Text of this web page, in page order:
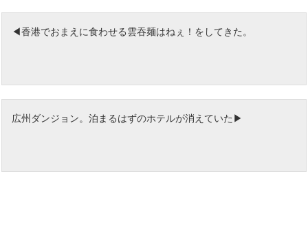
香港でおまえに食わせる雲吞麺はねぇ！をしてきた。
広州ダンジョン。泊まるはずのホテルが消えていた